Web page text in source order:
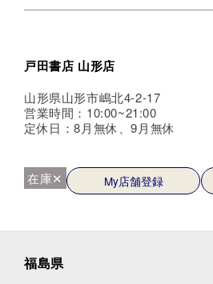
戸田書店 山形店
山形県山形市嶋北4-2-17
営業時間：10:00~21:00
定休日：8月無休、9月無休
在庫✕ My店舗登録
福島県